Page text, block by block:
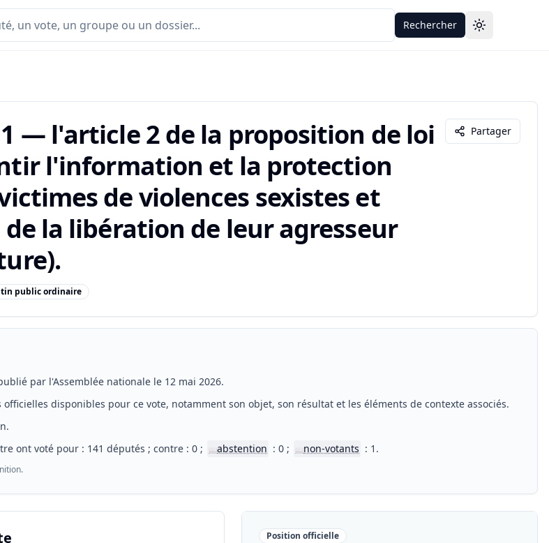
Rechercher Toggle theme
— l'article 2 de la proposition de loi
l'information et la protection
de violences sexistes et
la libération de leur agresseur
public ordinaire
Partager
par l'Assemblée nationale le 12 mai 2026.
disponibles pour ce vote, notamment son objet, son résultat et les éléments de contexte associés.
ont voté pour : 141 députés ; contre : 0 ;
📖abstention : 0 ; 📖non-votants : 1.
Position officielle